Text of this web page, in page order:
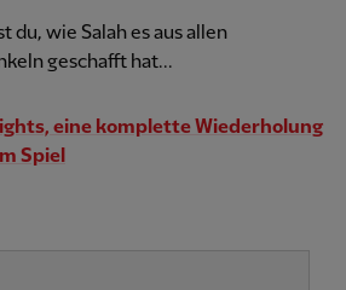
du, wie Salah es aus allen
geschafft hat...
eine komplette Wiederholung
Spiel